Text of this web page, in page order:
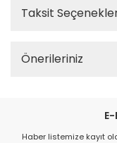
Taksit
Önerileriniz
Haber listemize kayıt